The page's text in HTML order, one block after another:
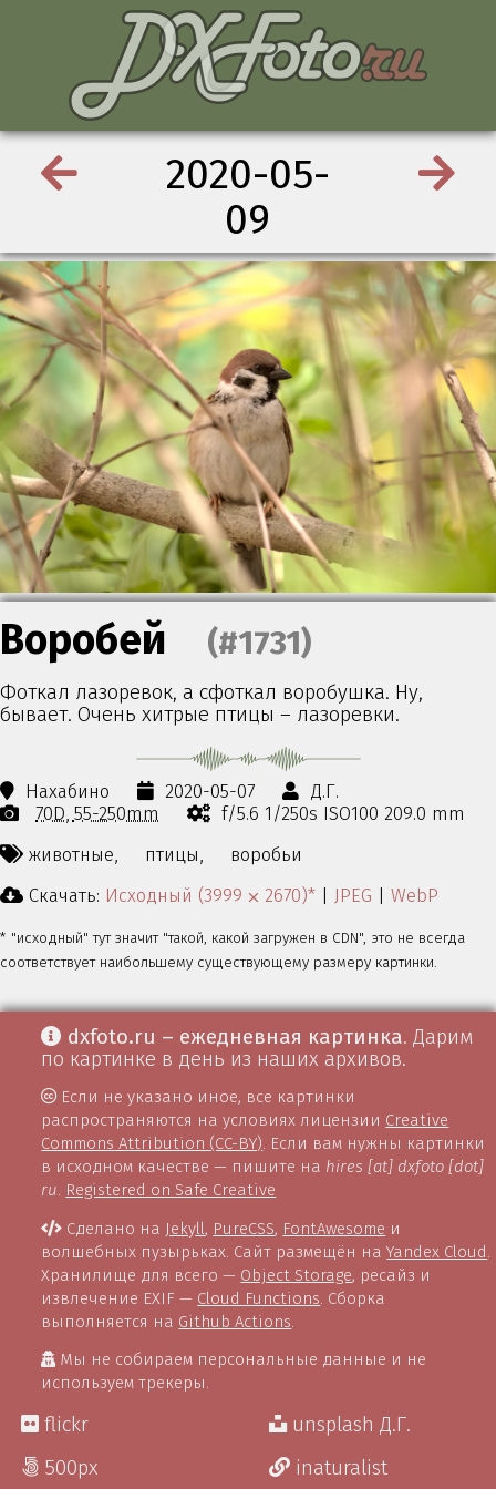
2020-05-
09
Воробей (#1731)
Фоткал лазоревок, а сфоткал воробушка. Ну,
бывает. Очень хитрые птицы – лазоревки.
Нахабино 2020-05-07
Д.Г.
70D 55-250mm
f/5.6 1/250s ISO100 209.0 mm
животные,
птицы,
воробьи
Скачать: Исходный (3999 ⨉ 2670)* | JPEG | WebP
* "исходный" тут значит "такой, какой загружен в CDN", это не всегда
соответствует наибольшему существующему размеру картинки.
dxfoto.ru – ежедневная картинка. Дарим
по картинке в день из наших архивов.
Если не указано иное, все картинки
распространяются на условиях лицензии Creative
Commons Attribution (CC-BY). Если вам нужны картинки
в исходном качестве — пишите на hires [at] dxfoto [dot]
ru. Registered on Safe Creative
Сделано на Jekyll, PureCSS, FontAwesome и
волшебных пузырьках. Сайт размещён наYandex Cloud
Хранилище для всего — Object Storage, ресайз и
извлечение EXIF — Cloud Functions . Сборка
выполняется на Github Actions
Мы не собираем персональные данные и не
используем трекеры.
flickr
500px
unsplash Д.Г.
inaturalist